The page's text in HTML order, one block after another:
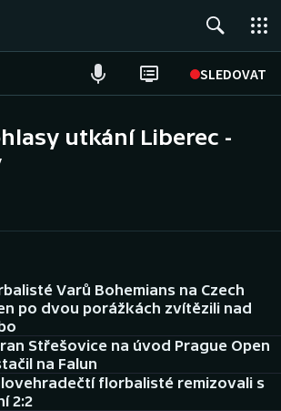
SLEDOVAT
utkání Liberec -
Varů Bohemians na Czech
po dvou porážkách zvítězili nad
Střešovice na úvod Prague Open
na Falun
florbalisté remizovali s
2:2